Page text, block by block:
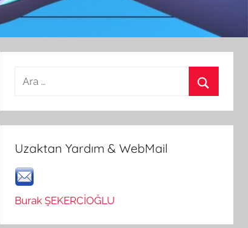
Arama:
Uzaktan Yardım & WebMail
Burak ŞEKERCİOĞLU